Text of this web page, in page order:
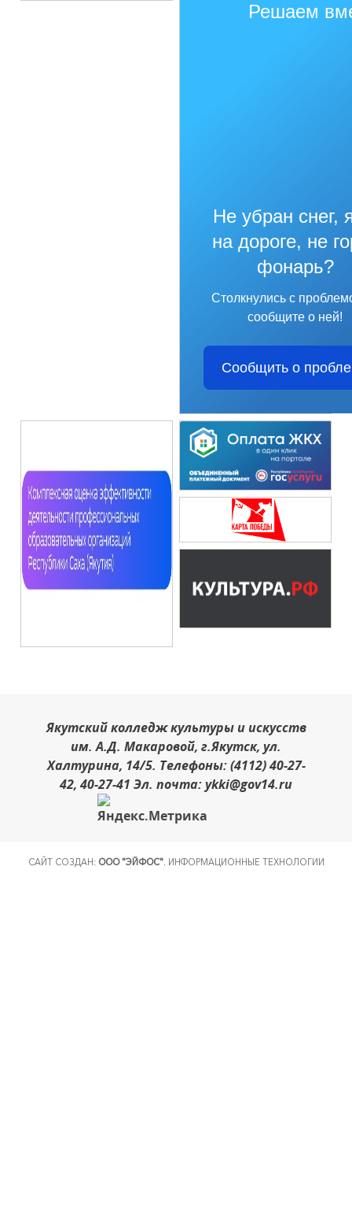
Решаем
Не убран снег,
на дороге, не
фонарь?
Столкнулись с
сообщите о ней!
Сообщить о
Якутский колледж культуры и искусств
им. А.Д. Макаровой, г.Якутск, ул.
Халтурина, 14/5. Телефоны: (4112) 40-27-
42, 40-27-41 Эл. почта: ykki@gov14.ru
САЙТ СОЗДАН: ООО "ЭЙФОС". ИНФОРМАЦИОННЫЕ ТЕХНОЛОГИИ